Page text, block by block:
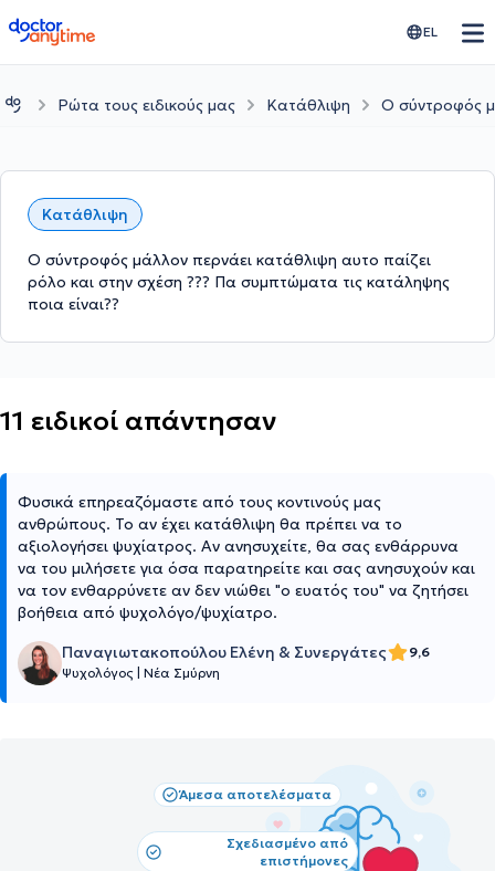
doctoranytime EL
Ρώτα τους ειδικούς μας Κατάθλιψη Ο σύντροφός
Κατάθλιψη
Ο σύντροφός μάλλον περνάει κατάθλιψη αυτο παίζει
ρόλο και στην σχέση ??? Πα συμπτώματα τις κατάληψης
ποια είναι??
11 ειδικοί απάντησαν
Φυσικά επηρεαζόμαστε από τους κοντινούς μας
ανθρώπους. Το αν έχει κατάθλιψη θα πρέπει να το
αξιολογήσει ψυχίατρος. Αν ανησυχείτε, θα σας ενθάρρυνα
να του μιλήσετε για όσα παρατηρείτε και σας ανησυχούν και
να τον ενθαρρύνετε αν δεν νιώθει "ο ευατός του" να ζητήσει
βοήθεια από ψυχολόγο/ψυχίατρο.
Παναγιωτακοπούλου Ελένη & Συνεργάτες
9,6
Ψυχολόγος Νέα Σμύρνη
Άμεσα αποτελέσματα
Σχεδιασμένο από
επιστήμονες